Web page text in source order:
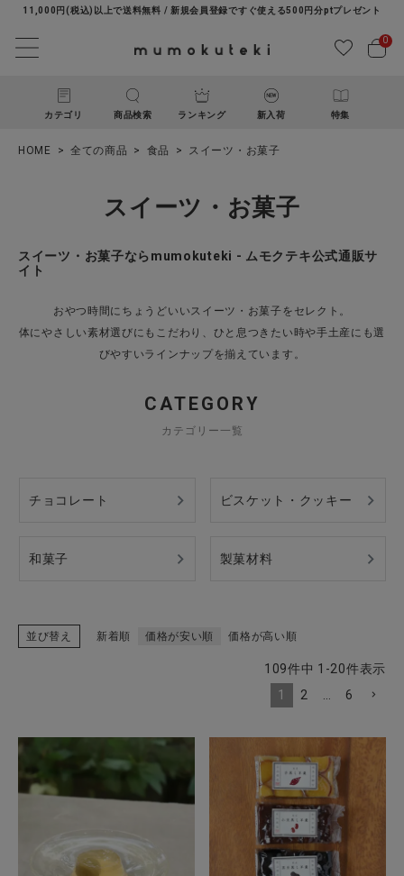
11,000円(税込)以上で送料無料 / 新規会員登録ですぐ使える500円分ptプレゼント
0
カテゴリ 商品検索 ランキング 新入荷 特集
ようこそ ゲスト 様
生活雑貨
CONTENTS
HOME 全ての商品 食品 スイーツ・お菓子
スイーツ・お菓子
スイーツ・お菓子ならmumokuteki - ムモクテキ公式通販サ
イト
おやつ時間にちょうどいいスイーツ・お菓子をセレクト。
体にやさしい素材選びにもこだわり、ひと息つきたい時や手土産にも選
びやすいラインナップを揃えています。
CATEGORY
カテゴリー一覧
チョコレート ビスケット・クッキー
和菓子 製菓材料
並び替え 新着順 価格が安い順 価格が高い順
109件中 1 -20件表示
1
2 6